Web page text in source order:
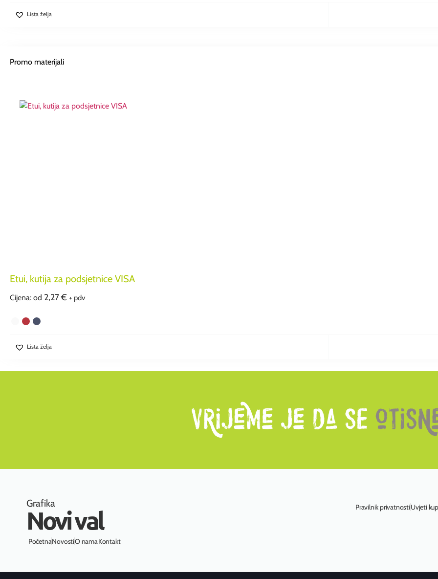
Lista želja
Promo materijali
Etui, kutija za podsjetnice VISA
Cijena: od 2,27€ + pdv
Lista želja
Grafika
Novi val
PočetnaNovostiO namaKontakt
Pravilnik privatnostiUvjeti